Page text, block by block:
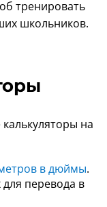
тренировать
школьников.
на
в дюймы.
перевода в